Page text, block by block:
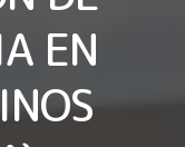
EN